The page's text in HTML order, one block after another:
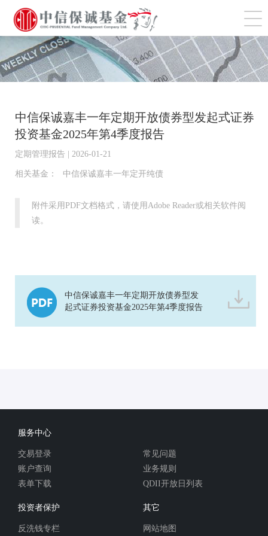
切
中信保诚嘉丰一年定期开放债券型发起式证券
投资基金2025年第4季度报告
定期管理报告 | 2026-01-21
相关基金： 中信保诚嘉丰一年定开纯债
附件采用PDF文档格式，请使用Adobe Reader或相关软件阅
读。
中信保诚嘉丰一年定期开放债券型发
起式证券投资基金2025年第4季度报告
服务中心
交易登录
账户查询
表单下载
常见问题
业务规则
QDII开放日列表
投资者保护
反洗钱专栏
其它
网站地图